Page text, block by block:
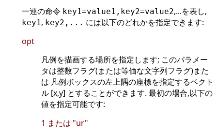
一連の命令 key1=value1,key2=value2,...を表し,
key1, key2,... には以下のどれかを指定できます:
opt
凡例を描画する場所を指定します; このパラメー
タは整数フラグ(または等価な文字列フラグ)また
は 凡例ボックスの左上隅の座標を指定するベクト
ル [x,y] とすることができます. 最初の場合,以下の
値を指定可能です:
1 または "ur"